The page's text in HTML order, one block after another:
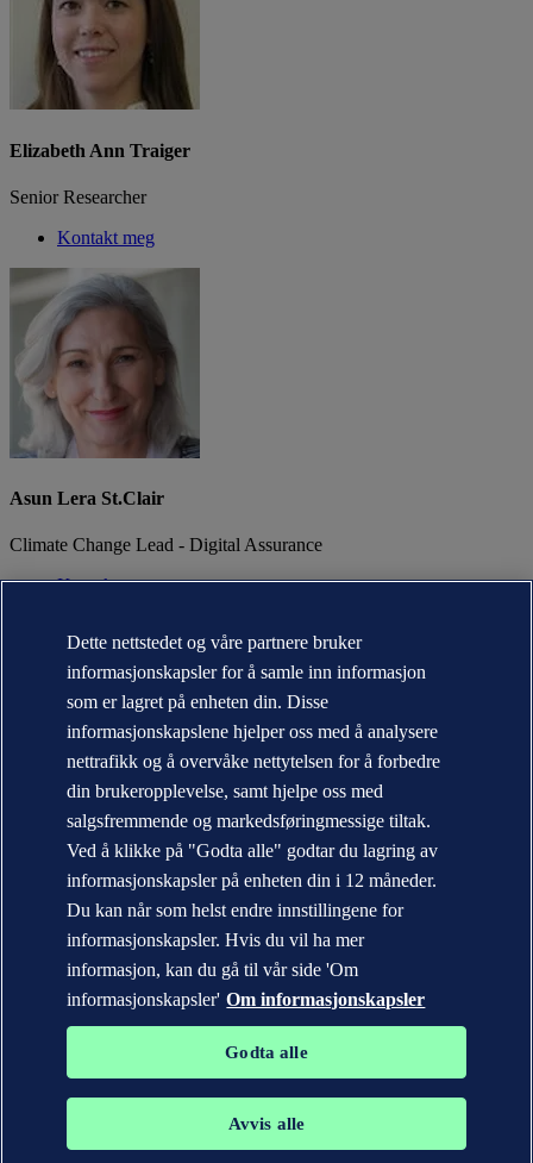
Elizabeth Ann Traiger
Senior Researcher
Kontakt meg
Asun Lera St.Clair
Climate Change Lead - Digital Assurance
Kontakt meg
Bærekraft
Nyheter og media
Årsrapport
Kontakt DNV
Finn våre kontorer
Personvernerklæring
Betingelser for bruk (Terms of Use)
Copyright © DNV AS 2026
Informasjonskapsler
Varemerkene DNV GL®, DNV®, Horizon Graphic og Det Norske
Dette nettstedet og våre partnere bruker
informasjonskapsler for å samle inn informasjon
som er lagret på enheten din. Disse
informasjonskapslene hjelper oss med å analysere
nettrafikk og å overvåke nettytelsen for å forbedre
din brukeropplevelse, samt hjelpe oss med
salgsfremmende og markedsføringmessige tiltak.
Ved å klikke på "Godta alle" godtar du lagring av
informasjonskapsler på enheten din i 12 måneder.
Du kan når som helst endre innstillingene for
informasjonskapsler. Hvis du vil ha mer
informasjon, kan du gå til vår side 'Om
informasjonskapsler' Om informasjonskapsler
Godta alle
Avvis alle